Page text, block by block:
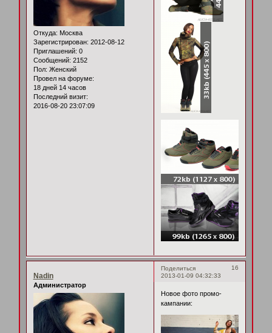
Откуда: Москва
Зарегистрирован: 2012-08-12
Приглашений: 0
Сообщений: 2152
Пол: Женский
Провел на форуме:
18 дней 14 часов
Последний визит:
2016-08-20 23:07:09
Поделиться
16
2013-01-09 04:32:33
Nadin
Администратор
Новое фото промо-
кампании: